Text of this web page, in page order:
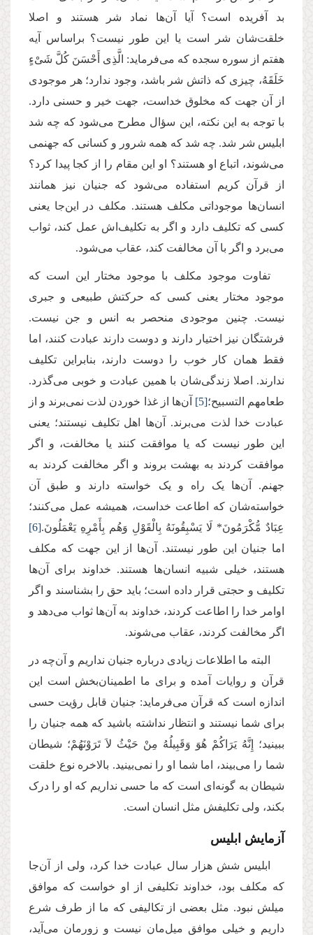
بد آفریده است؟ آیا آن‌ها نماد شر هستند و اصلا
خلقت‌شان شر است یا این طور نیست؟ براساس آیه
هفتم از سوره سجده که می‌فرماید: الَّذِی أَحْسَنَ كُلَّ شَیْءٍ
خَلَقَهُ، چیزی که ذاتش شر باشد، وجود ندارد؛ هر موجودی
از آن جهت که مخلوق خداست، جهت خیر و حسنی دارد.
با توجه به این نکته، این سؤال مطرح می‌شود که چه شد
ابلیس شر شد. چه شد که همه شرور و کسانی که جهنمی‌
می‌شوند، اتباع او هستند؟ او این مقام را از کجا پیدا کرد؟
از قرآن کریم استفاده می‌شود که جنیان نیز همانند
انسان‌ها موجوداتی مکلف هستند. مکلف در این‌جا یعنی
کسی که تکلیف دارد و اگر به تکلیف‌اش عمل کند، ثواب
می‌برد و اگر با آن مخالفت کند، عقاب می‌شود.
تفاوت موجود مکلف با موجود مختار این است که
موجود مختار یعنی کسی که حرکتش طبیعی و جبری
نیست. چنین موجودی منحصر به انس و جن نیست.
فرشتگان نیز اختیار دارند و دوست دارند عبادت کنند، اما
فقط همان کار خوب را دوست دارند، بنابراین تکلیف
ندارند. اصلا زندگی‌شان با همین عبادت و خوبی می‌گذرد.
طعامهم التسبیح؛[5] آن‌ها از غذا خوردن لذت نمی‌برند و از
عبادت خدا لذت می‌برند. آن‌ها اهل تکلیف نیستند؛ یعنی
این طور نیست که یا موافقت کنند یا مخالفت، و اگر
موافقت کردند به بهشت بروند و اگر مخالفت ‌کردند به
جهنم. آن‌ها یک راه و یک خواسته دارند و طبق آن
خواسته‌شان که اطاعت خداست، همیشه عمل می‌کنند؛
عِبَادٌ مُّكْرَمُونَ* لَا یَسْبِقُونَهُ بِالْقَوْلِ وَهُم بِأَمْرِهِ یَعْمَلُونَ.[6]
اما جنیان این طور نیستند. آن‌ها از این جهت که مکلف
هستند، خیلی شبیه انسان‌ها هستند. خداوند برای آن‌ها
تکلیف و حجتی قرار داده است؛ باید حق را بشناسند و اگر
اوامر خدا را اطاعت کردند، خداوند به آن‌ها ثواب می‌دهد و
اگر مخالفت کردند، عقاب می‌شوند.
البته ما اطلاعات زیادی درباره جنیان نداریم و آن‌چه در
قرآن و روایات آمده و برای ما اطمینان‌بخش است این
اندازه است که قرآن می‌فرماید: جنیان قابل رؤیت حسی
برای شما نیستند و انتظار نداشته باشید که همه جنیان را
ببینید؛ إِنَّهُ یَرَاكُمْ هُوَ وَقَبِیلُهُ مِنْ حَیْثُ لاَ تَرَوْنَهُمْ؛ شیطان
شما را می‌بیند، اما شما او را نمی‌بینید. بالاخره نوع خلقت
شیطان به گونه‌ای است که ما حسی نداریم که او را درک
بکند، ولی تکلیفش مثل انسان است.
آزمایش ابلیس
ابلیس شش هزار سال عبادت خدا کرد، ولی از آن‌جا
که مکلف بود، خداوند تکلیفی از او خواست که موافق
میلش نبود. مثل بعضی از تکالیفی که ما از طرف شرع
داریم و خیلی موافق میل‌مان نیست و زورمان می‌آید،